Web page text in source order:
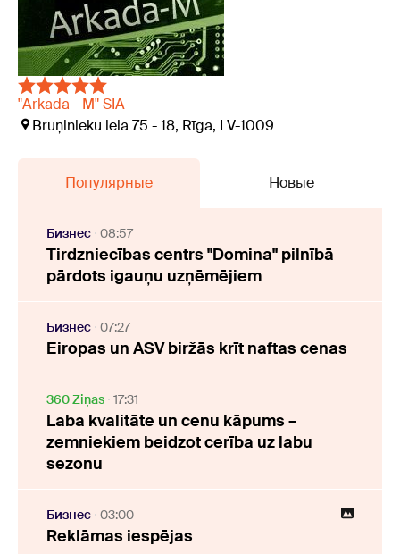
"Arkada - M" SIA
Bruņinieku iela 75 - 18, Rīga, LV-1009
Популярные Новые
Бизнес 08:57
Tirdzniecības centrs "Domina" pilnībā
pārdots igauņu uzņēmējiem
Бизнес 07:27
Eiropas un ASV biržās krīt naftas cenas
360 Ziņas 17:31
Laba kvalitāte un cenu kāpums –
zemniekiem beidzot cerība uz labu
sezonu
Бизнес 03:00
Reklāmas iespējas